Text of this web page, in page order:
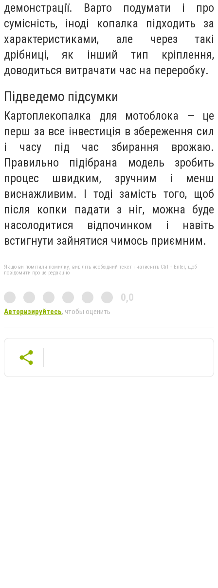
демонстрації. Варто подумати і про
сумісність, іноді копалка підходить за
характеристиками, але через такі
дрібниці, як інший тип кріплення,
доводиться витрачати час на переробку.
Підведемо підсумки
Картоплекопалка для мотоблока — це
перш за все інвестиція в збереження сил
і часу під час збирання врожаю.
Правильно підібрана модель зробить
процес швидким, зручним і менш
виснажливим. І тоді замість того, щоб
після копки падати з ніг, можна буде
насолодитися відпочинком і навіть
встигнути зайнятися чимось приємним.
Якщо ви помітили помилку, виділіть необхідний текст і натисніть Ctrl + Enter, щоб
повідомити про це редакцію
0,0
Авторизируйтесь, чтобы оценить